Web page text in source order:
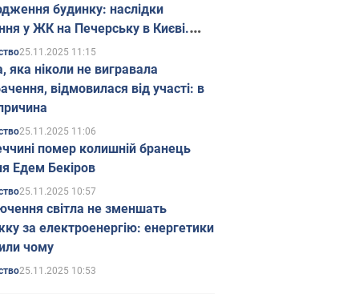
будинку: наслідки
у ЖК на Печерську в Києві.
25.11.2025 11:15
яка ніколи не вигравала
відмовилася від участі: в
25.11.2025 11:06
помер колишній бранець
Едем Бекіров
25.11.2025 10:57
світла не зменшать
за електроенергію: енергетики
чому
25.11.2025 10:53